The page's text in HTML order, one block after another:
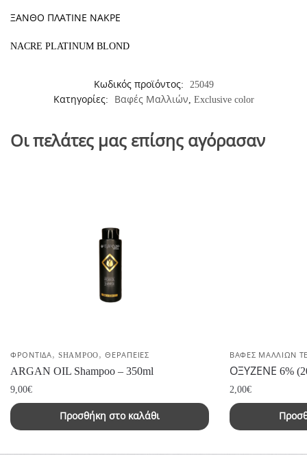
ΞΑΝΘΟ ΠΛΑΤΙΝΕ ΝΑΚΡΕ
NACRE PLATINUM BLOND
Κωδικός προϊόντος:
25049
Κατηγορίες:
Βαφές Μαλλιών Exclusive color
Οι πελάτες μας επίσης αγόρασαν
ΦΡΟΝΤΙΔΑ,SHAMPOO,ΘΕΡΑΠΕΙΕΣ
ARGAN OIL Shampoo – 350ml
9,00€
Προσθήκη στο καλάθι
ΒΑΦΕΣ ΜΑΛΛΙΩΝ
ΟΞΥΖΕΝΕ 6%
2,00€